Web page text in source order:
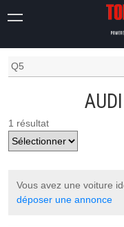
AUDI OCCASION
Q5
1 résultat
Vous avez une voiture
déposer une annonce